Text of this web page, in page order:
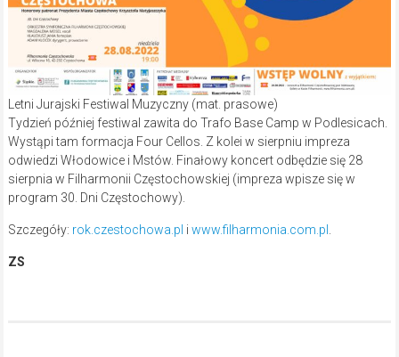
Letni Jurajski Festiwal Muzyczny (mat. prasowe)
Tydzień później festiwal zawita do Trafo Base Camp w Podlesicach.
Wystąpi tam formacja Four Cellos. Z kolei w sierpniu impreza
odwiedzi Włodowice i Mstów. Finałowy koncert odbędzie się 28
sierpnia w Filharmonii Częstochowskiej (impreza wpisze się w
program 30. Dni Częstochowy).
Szczegóły: rok.czestochowa.pl i www.filharmonia.com.pl
ZS